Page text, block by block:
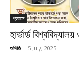
প্রবাসে
হার্ভার্ড
অদিতি - 5 July, 2025